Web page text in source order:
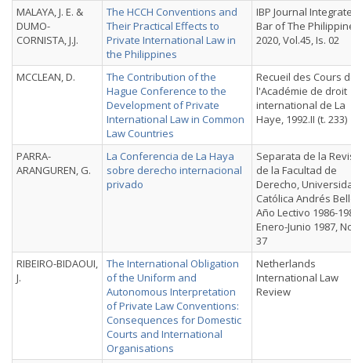
MALAYA, J. E. &
DUMO-
CORNISTA, J.J.
The HCCH Conventions and
Their Practical Effects to
Private International Law in
the Philippines
IBP Journal
Bar of The
2020, Vol.45, Is. 02
MCCLEAN, D.
The Contribution of the
Hague Conference to the
Development of Private
International Law in Common
Law Countries
Recueil des Cours
l'Académie de droit
international de La
Haye, 1992.II (t. 233)
PARRA-
ARANGUREN, G.
La Conferencia de La Haya
sobre derecho internacional
privado
Separata de la
de la Facultad de
Derecho,
Católica Andrés
Año Lectivo 1986-
Enero-Junio 1987,
37
RIBEIRO-BIDAOUI,
J.
The International Obligation
of the Uniform and
Autonomous Interpretation
of Private Law Conventions:
Consequences for Domestic
Courts and International
Organisations
Netherlands
International Law
Review